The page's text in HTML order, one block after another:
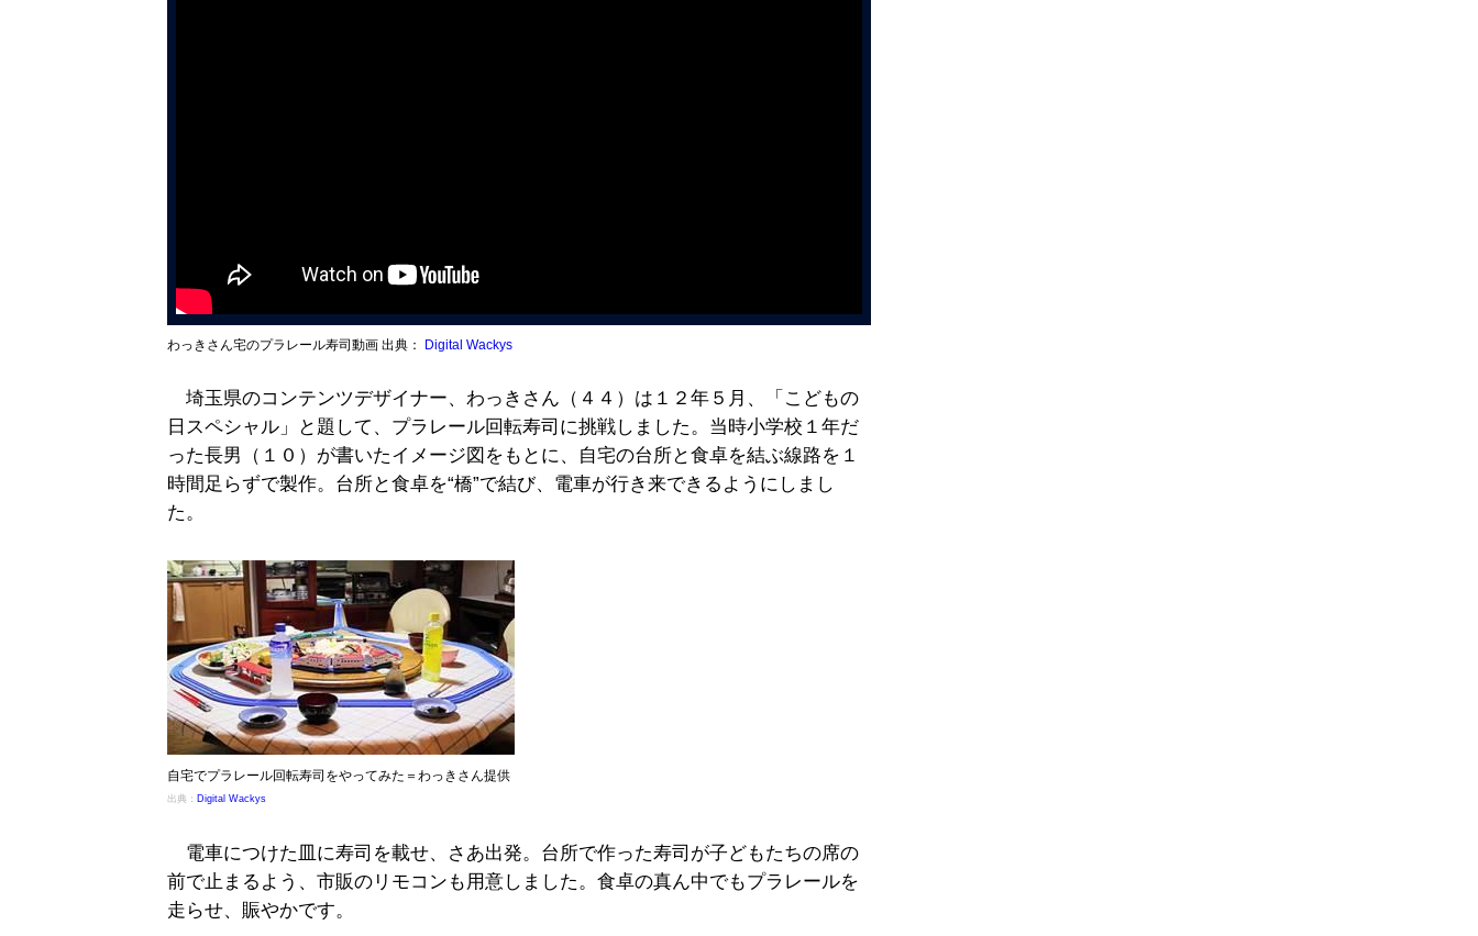
わっきさん宅のプラレール寿司動画 出典： Digital Wackys
埼玉県のコンテンツデザイナー、わっきさん（４４）は１２年５月、「こどもの
日スペシャル」と題して、プラレール回転寿司に挑戦しました。当時小学校１年だ
った長男（１０）が書いたイメージ図をもとに、自宅の台所と食卓を結ぶ線路を１
時間足らずで製作。台所と食卓を“橋”で結び、電車が行き来できるようにしまし
た。
自宅でプラレール回転寿司をやってみた＝わっきさん提供
出典： Digital Wackys
電車につけた皿に寿司を載せ、さあ出発。台所で作った寿司が子どもたちの席の
前で止まるよう、市販のリモコンも用意しました。食卓の真ん中でもプラレールを
走らせ、賑やかです。